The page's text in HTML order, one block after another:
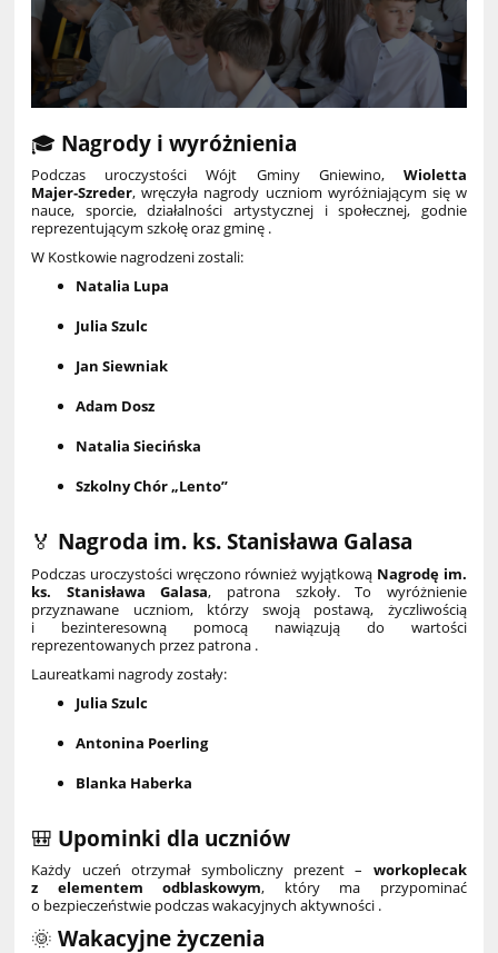
🎓 Nagrody i wyróżnienia
Podczas uroczystości Wójt Gminy Gniewino, Wioletta
Majer‑Szreder, wręczyła nagrody uczniom wyróżniającym się w
nauce, sporcie, działalności artystycznej i społecznej, godnie
reprezentującym szkołę oraz gminę .
W Kostkowie nagrodzeni zostali:
Natalia Lupa
Julia Szulc
Jan Siewniak
Adam Dosz
Natalia Siecińska
Szkolny Chór „Lento”
🏅 Nagroda im. ks. Stanisława Galasa
Podczas uroczystości wręczono również wyjątkową Nagrodę im.
ks. Stanisława Galasa, patrona szkoły. To wyróżnienie
przyznawane uczniom, którzy swoją postawą, życzliwością
i bezinteresowną pomocą nawiązują do wartości
reprezentowanych przez patrona .
Laureatkami nagrody zostały:
Julia Szulc
Antonina Poerling
Blanka Haberka
🎒 Upominki dla uczniów
Każdy uczeń otrzymał symboliczny prezent – workoplecak
z elementem odblaskowym, który ma przypominać
o bezpieczeństwie podczas wakacyjnych aktywności .
🌞Wakacyjne życzenia